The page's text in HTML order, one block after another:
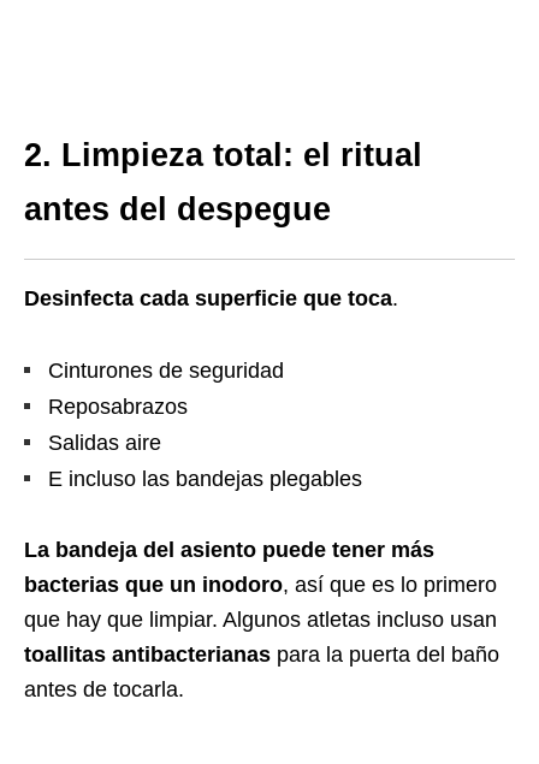
2. Limpieza total: el ritual
antes del despegue
Desinfecta cada superficie que toca.
Cinturones de seguridad
Reposabrazos
Salidas aire
E incluso las bandejas plegables
La bandeja del asiento puede tener más
bacterias que un inodoro, así que es lo primero
que hay que limpiar. Algunos atletas incluso usan
toallitas antibacterianas para la puerta del baño
antes de tocarla.